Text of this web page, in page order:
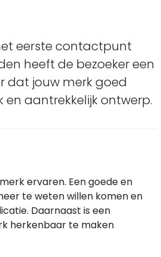
eerste contactpunt
heeft de bezoeker een
dat jouw merk goed
aantrekkelijk ontwerp.
ervaren. Een goede en
te weten willen komen en
Daarnaast is een
herkenbaar te maken